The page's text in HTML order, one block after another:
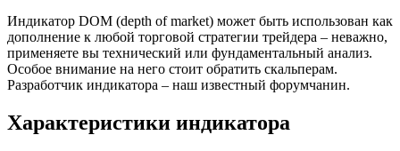
Индикатор DOM (depth of market) может быть использован как
дополнение к любой торговой стратегии трейдера – неважно,
применяете вы технический или фундаментальный анализ.
Особое внимание на него стоит обратить скальперам.
Разработчик индикатора – наш известный форумчанин.
Характеристики индикатора